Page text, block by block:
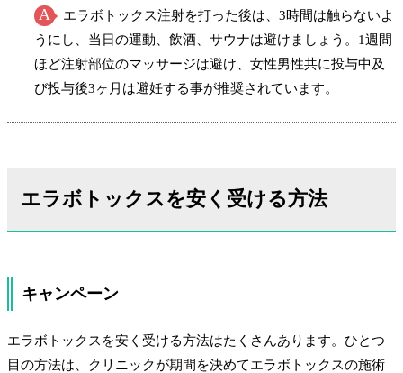
エラボトックス注射を打った後は、3時間は触らないよ
うにし、当日の運動、飲酒、サウナは避けましょう。1週間
ほど注射部位のマッサージは避け、女性男性共に投与中及
び投与後3ヶ月は避妊する事が推奨されています。
エラボトックスを安く受ける方法
キャンペーン
エラボトックスを安く受ける方法はたくさんあります。ひとつ
目の方法は、クリニックが期間を決めてエラボトックスの施術